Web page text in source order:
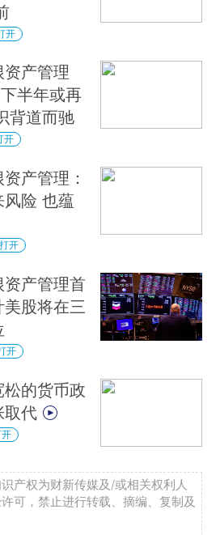
开
资产管理
半年或再
背道而驰
开
产管理：
险 也蕴
开
资产管理首
股将在三
开
的货币政
取代
产权为财新传媒及/或相关权利人
可，禁止进行转载、摘编、复制及